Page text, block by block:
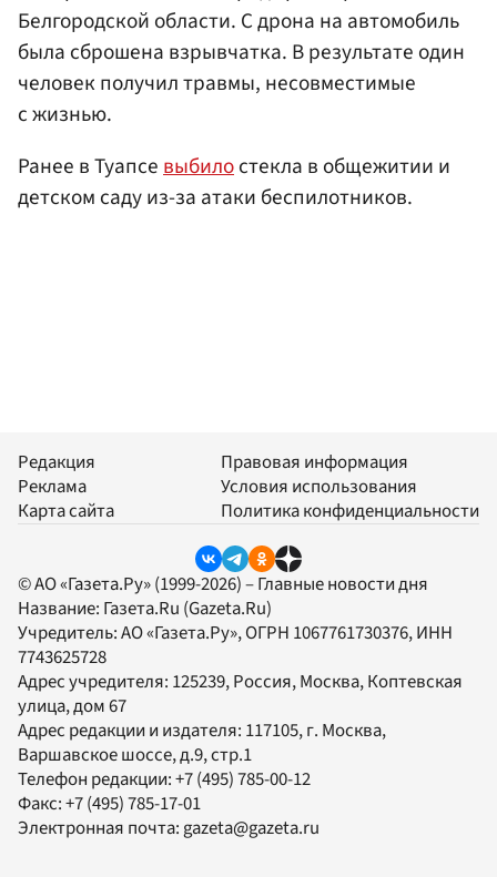
Белгородской области. С дрона на автомобиль
была сброшена взрывчатка. В результате один
человек получил травмы, несовместимые
с жизнью.
Ранее в Туапсевыбилостекла в общежитии и
детском саду из-за атаки беспилотников.
Редакция
Реклама
Карта сайта
Правовая информация
Условия использования
Политика конфиденциальности
© АО «Газета.Ру» (1999-2026) – Главные новости дня
Название: Газета.Ru (Gazeta.Ru)
Учредитель:АО «Газета.Ру», ОГРН 1067761730376, ИНН
7743625728
Адрес учредителя: 125239, Россия, Москва, Коптевская
улица, дом 67
Адрес редакции и издателя: 117105, г. Москва,
Варшавское шоссе, д.9, стр.1
Телефон редакции:+7 (495) 785-00-12
Факс:+7 (495) 785-17-01
Электронная почта:gazeta@gazeta.ru